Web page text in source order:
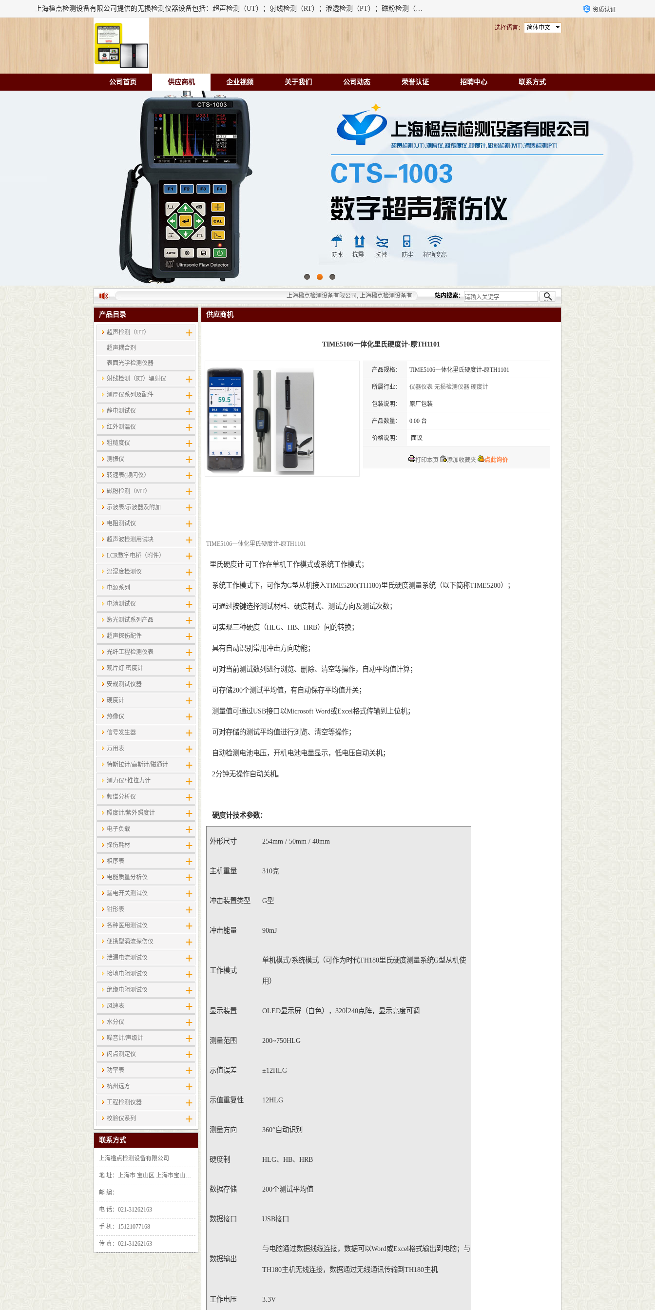
上海楹点检测设备有限公司提供的无损检测仪器设备包括：超声检测（UT）；射线检测（RT）；渗透检测（PT）；磁粉检测（MT）；涡流检测（ET）；化学用品（CH）、超声波相控阵、超声波测厚仪、超声导波、超声TOFD探伤仪、超声波探头、涡流探伤仪、涡流探头、涡流阵列、磁粉探伤机。代理以下品牌：汕超、美国GE(德国KK）、奥林巴斯（Olympus NDT）、美国磁通（Magnaflux）、DAKOTA等； 资质认证
简体中文
选择语言：
公司首页 供应商机 企业视频 关于我们 公司动态 荣誉认证 招聘中心 联系方式
上海楹点检测设备有限公司, 上海楹点检测设备有限公司提供的无损检测仪器设备包括：超声检测（UT）；射线检测（RT）；渗透检测（PT）；
站内搜索：
产品目录
超声检测（UT）
超声耦合剂
表面光学检测仪器
射线检测（RT）辐射仪
测厚仪系列及配件
静电测试仪
红外测温仪
粗糙度仪
测振仪
转速表(频闪仪）
磁粉检测（MT）
示波表/示波器及附加
电阻测试仪
超声波检测用试块
LCR数字电桥（附件）
温湿度检测仪
电源系列
电池测试仪
激光测试系列产品
超声探伤配件
光纤工程检测仪表
观片灯 密度计
安规测试仪器
硬度计
热像仪
信号发生器
万用表
特斯拉计/高斯计​/磁通计
测力仪*推拉力计
频谱分析仪
照度计/紫外照度计
电子负载
探伤耗材
相序表
电能质量分析仪
漏电开关测试仪
钳形表
各种医用测试仪
便携型涡流探伤仪
泄漏电流测试仪
接地电阻测试仪
绝缘电阻测试仪
风速表
水分仪
噪音计/声级计
闪点测定仪
功率表
杭州远方
工程检测仪器
校验仪系列
联系方式
上海楹点检测设备有限公司
地 址：上海市 宝山区 上海市宝山区沪太路6397号1-2层F25区1011室
邮 编：
电 话：021-31262163
手 机：15121077168
传 真：021-31262163
供应商机
TIME5106一体化里氏硬度计-原TH1101
产品规格： TIME5106一体化里氏硬度计-原TH1101
所属行业： 仪器仪表 无损检测仪器 硬度计
包装说明： 原厂包装
产品数量： 0.00 台
价格说明： 面议
打印本页 添加收藏夹 点此询价
TIME5106一体化里氏硬度计-原TH1101
里氏硬度计 可工作在单机工作模式或系统工作模式；
系统工作模式下，可作为G型从机接入TIME5200(TH180)里氏硬度测量系统（以下简称TIME5200）；
可通过按键选择测试材料、硬度制式、测试方向及测试次数；
可实现三种硬度（HLG、HB、HRB）间的转换；
具有自动识别常用冲击方向功能；
可对当前测试数列进行浏览、删除、清空等操作，自动平均值计算；
可存储200个测试平均值，有自动保存平均值开关；
测量值可通过USB接口以Microsoft Word或Excel格式传输到上位机；
可对存储的测试平均值进行浏览、清空等操作；
自动检测电池电压，开机电池电量显示，低电压自动关机；
2分钟无操作自动关机。
硬度计技术参数：
外形尺寸 254mm / 50mm / 40mm
主机重量 310克
冲击装置类型 G型
冲击能量 90mJ
工作模式
单机模式/系统模式（可作为时代TH180里氏硬度测量系统G型从机使
用）
显示装置 OLED显示屏（白色），320Í240点阵，显示亮度可调
测量范围 200~750HLG
示值误差 ±12HLG
示值重复性 12HLG
测量方向 360°自动识别
硬度制 HLG、HB、HRB
数据存储 200个测试平均值
数据接口 USB接口
数据输出
与电脑通过数据线缆连接，数据可以Word或Excel格式输出到电脑；与
TH180主机无线连接，数据通过无线通讯传输到TH180主机
工作电压 3.3V